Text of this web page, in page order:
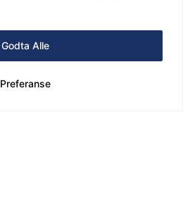
Preferanse
Godta Alle